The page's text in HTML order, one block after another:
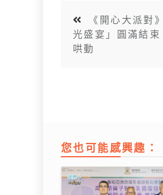
《開心大派對
光盛宴」圓滿結
哄動
您也可能感興趣：